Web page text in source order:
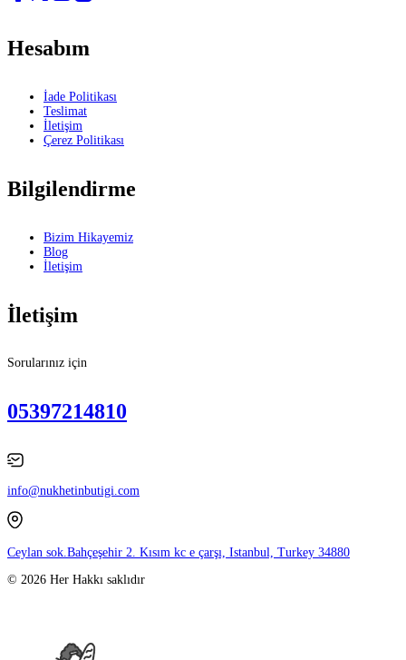
Hesabım
İade Politikası
Teslimat
İletişim
Çerez Politikası
Bilgilendirme
Bizim Hikayemiz
Blog
İletişim
İletişim
Sorularınız için
05397214810
info@nukhetinbutigi.com
Ceylan sok.Bahçeşehir 2. Kısım kc e çarşı, Istanbul, Turkey 34880
© 2026 Her Hakkı saklıdır